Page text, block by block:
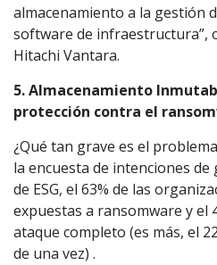
almacenamiento a la gestión
software de infraestructura”,
Hitachi Vantara.
5. Almacenamiento
protección contra el
¿Qué tan grave es el
la encuesta de intenciones
de ESG, el 63% de las
expuestas a ransomware y el
ataque completo (es más, el
de una vez) .